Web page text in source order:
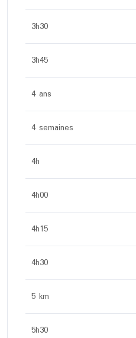
3h30
3h45
4 ans
4 semaines
4h
4h00
4h15
4h30
5 km
5h30